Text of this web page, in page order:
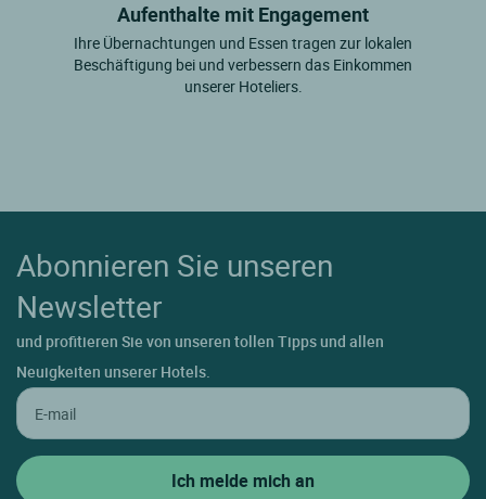
Aufenthalte mit Engagement
Ihre Übernachtungen und Essen tragen zur lokalen
Beschäftigung bei und verbessern das Einkommen
unserer Hoteliers.
Abonnieren Sie unseren
Newsletter
und profitieren Sie von unseren tollen Tipps und allen
Neuigkeiten unserer Hotels.